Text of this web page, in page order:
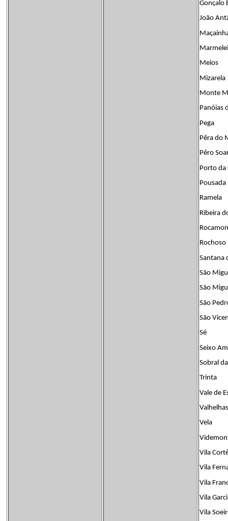
Gonçalo
João
Meios
Mizarela
Monte
Panóias
Pega
Pêra do
Pêro
Porto da
Pousada
Ramela
Ribeira
Rochoso
Santana
São
São
São
São
Sé
Seixo
Sobral
Trinta
Vale de
Valhelhas
Vela
Vila
Vila
Vila
Vila
Vila